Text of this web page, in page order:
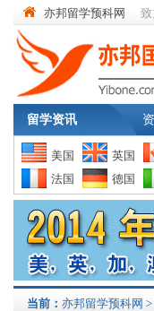
亦邦留学预科网 致
留学资讯
美国 英国
法国
德国
当前： 亦邦留学预科网 >